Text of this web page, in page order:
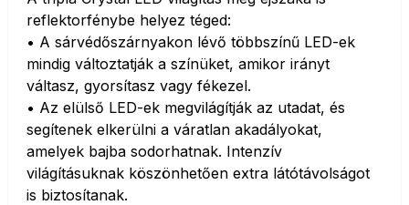
reflektorfénybe helyez téged:
• A sárvédőszárnyakon lévő többszínű LED-ek
mindig változtatják a színüket, amikor irányt
váltasz, gyorsítasz vagy fékezel.
• Az elülső LED-ek megvilágítják az utadat, és
segítenek elkerülni a váratlan akadályokat,
amelyek bajba sodorhatnak. Intenzív
világításuknak köszönhetően extra látótávolságot
is biztosítanak.